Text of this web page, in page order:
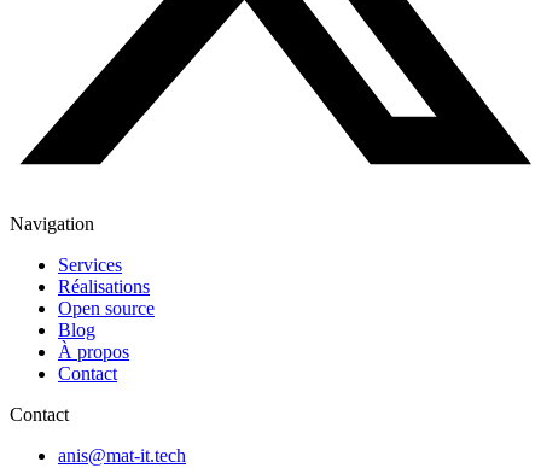
Navigation
Services
Réalisations
Open source
Blog
À propos
Contact
Contact
anis@mat-it.tech